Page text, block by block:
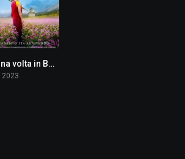
7.2
C’era una volta in Bhutan
2023